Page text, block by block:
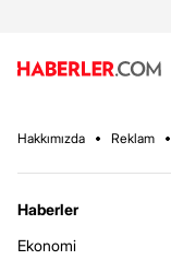
Hakkımızda Reklam
Haberler
Ekonomi